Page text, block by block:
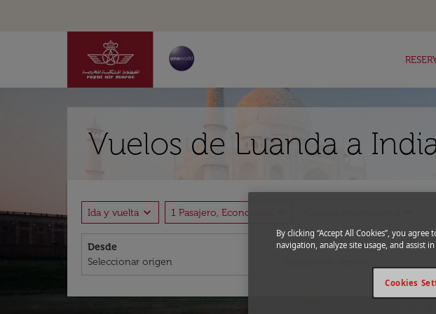
Vuelos de Luanda a
Ida y vuelta expand_more 1 Pasajero, Economica
Desde A
By clicking “Accept All Cookies”, you
navigation, analyze site usage, and assist
Cookies